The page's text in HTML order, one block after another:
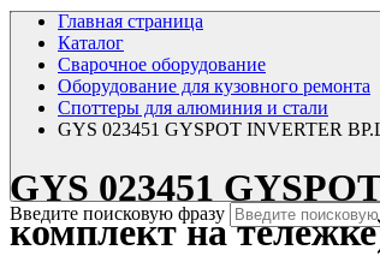
Введите поисковую фразу
Главная страница
Каталог
Сварочное оборудование
Оборудование для кузовного ремонта
Споттеры для алюминия и стали
GYS 023451 GYSPOT INVERTER
GYS 023451
комплект на